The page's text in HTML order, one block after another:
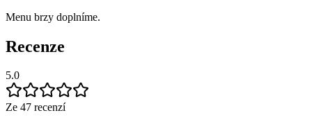
Menu brzy doplníme.
Recenze
5.0
Ze 47 recenzí